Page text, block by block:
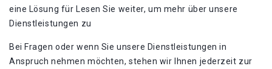
eine Lösung für Lesen Sie weiter, um mehr über unsere
Dienstleistungen zu
Bei Fragen oder wenn Sie unsere Dienstleistungen in
Anspruch nehmen möchten, stehen wir Ihnen jederzeit zur